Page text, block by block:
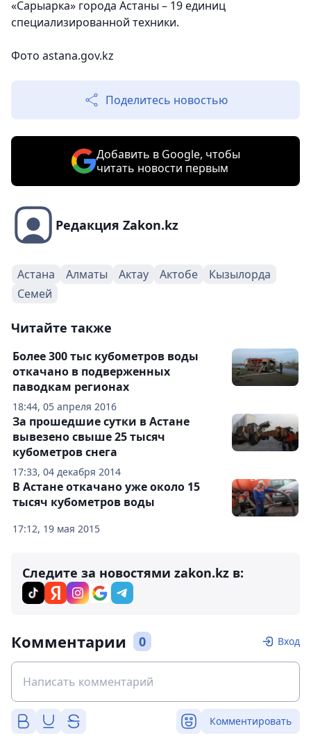
«Сарыарка» города Астаны – 19 единиц
специализированной техники.
Фото astana.gov.kz
Поделитесь новостью
Добавить в Google, чтобы
читать новости первым
Редакция Zakon.kz
Астана Алматы Актау Актобе
Кызылорда
Семей
Читайте также
18:44, 05 апреля 2016
Более 300 тыс кубометров воды
откачано в подверженных
паводкам регионах
17:33, 04 декабря 2014
За прошедшие сутки в Астане
вывезено свыше 25 тысяч
кубометров снега
17:12, 19 мая 2015
В Астане откачано уже около 15
тысяч кубометров воды
Следите за новостями zakon.kz в:
Комментарии 0 Вход
Комментировать